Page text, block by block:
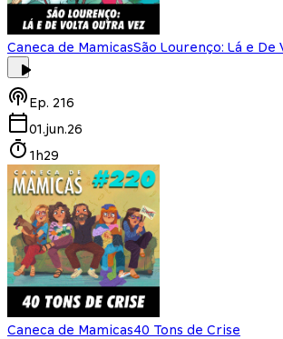
Caneca de MamicasSão Lourenço: Lá e De
Ep. 216
01.jun.26
1h29
Caneca de Mamicas40 Tons de Crise